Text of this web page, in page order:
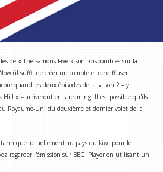
de « The Famous Five » sont disponibles sur la
(il suffit de créer un compte et de diffuser
quand les deux épisodes de la saison 2 – y
Hill » – arriveront en streaming. Il est possible qu'ils
Royaume-Uni du deuxième et dernier volet de la
actuellement au pays du kiwi pour le
regarder l'émission sur BBC iPlayer en utilisant un